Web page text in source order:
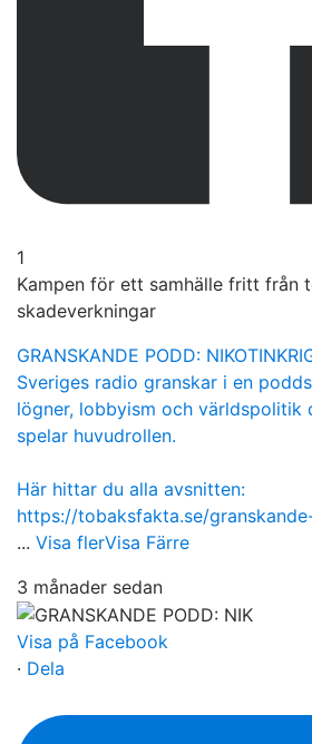
1
Kampen för ett samhälle fritt från
skadeverkningar
GRANSKANDE PODD:
Sveriges radio granskar i en
lögner, lobbyism och världspolitik
spelar huvudrollen.
Här hittar du alla avsnitten:
https://tobaksfakta.se/
... Visa flerVisa Färre
3 månader sedan
Visa på Facebook
· Dela